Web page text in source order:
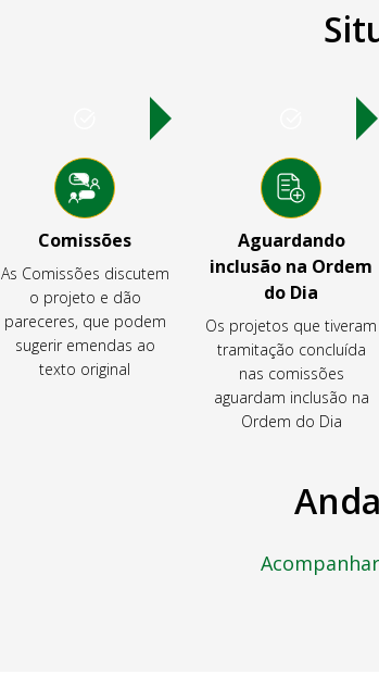
Comissões
As Comissões discutem
o projeto e dão
pareceres, que podem
sugerir emendas ao
texto original
Aguardando
inclusão na Ordem
do Dia
Os projetos que tiveram
tramitação concluída
nas comissões
aguardam inclusão na
Ordem do Dia